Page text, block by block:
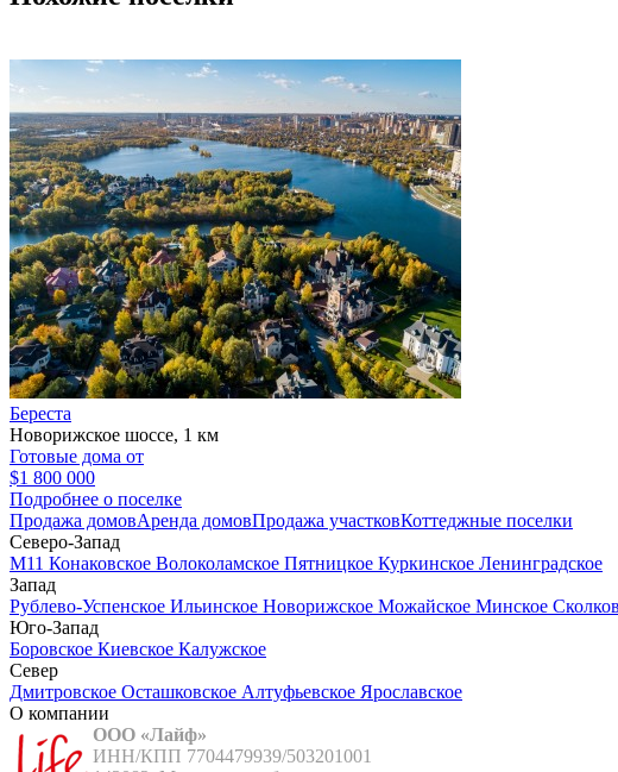
Береста
Новорижское шоссе, 1 км
Готовые дома от
$1 800 000
Подробнее о поселке
Продажа домовАренда домовПродажа участковКоттеджные поселки
Северо-Запад
М11 Конаковское Волоколамское Пятницкое Куркинское Ленинградское
Запад
Рублево-Успенское Ильинское Новорижское Можайское Минское
Юго-Запад
Боровское Киевское Калужское
Север
Дмитровское Осташковское Алтуфьевское Ярославское
О компании
ООО «Лайф»
ИНН/КПП 7704479939/503201001